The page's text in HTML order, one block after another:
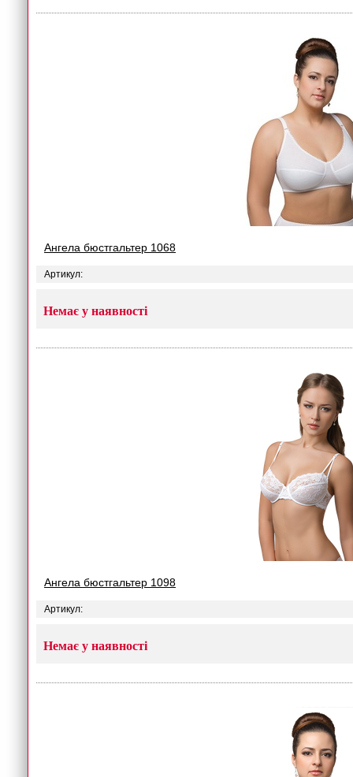
Ангела бюстгальтер 1068
Артикул:
Немає у наявності
Ангела бюстгальтер 1098
Артикул:
Немає у наявності